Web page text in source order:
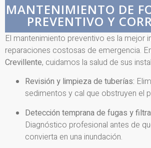
MANTENIMIENTO DE
PREVENTIVO Y
El mantenimiento preventivo es la mejor
reparaciones costosas de emergencia.
Crevillente, cuidamos la salud de sus
Revisión y limpieza de tuberías:
sedimentos y cal que obstruyen el
Detección temprana de fugas y
Diagnóstico profesional antes de
convierta en una inundación.